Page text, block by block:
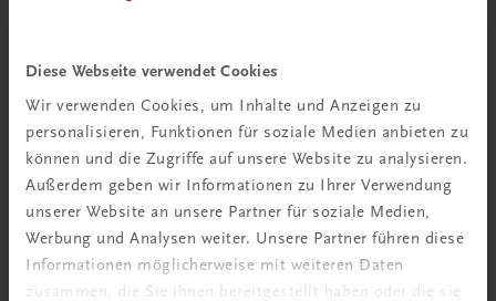
Diese Webseite verwendet Cookies
Wir verwenden Cookies, um Inhalte und Anzeigen zu
personalisieren, Funktionen für soziale Medien anbieten zu
können und die Zugriffe auf unsere Website zu analysieren.
Außerdem geben wir Informationen zu Ihrer Verwendung
unserer Website an unsere Partner für soziale Medien,
Werbung und Analysen weiter. Unsere Partner führen diese
Informationen möglicherweise mit weiteren Daten
zusammen, die Sie ihnen bereitgestellt haben oder die sie